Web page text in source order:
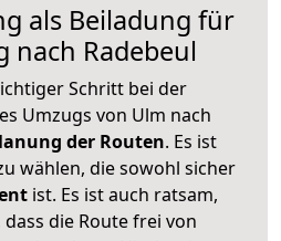
als Beiladung für
nach Radebeul
Schritt bei der
Umzugs von Ulm nach
der Routen. Es ist
wählen, die sowohl sicher
ist. Es ist auch ratsam,
die Route frei von